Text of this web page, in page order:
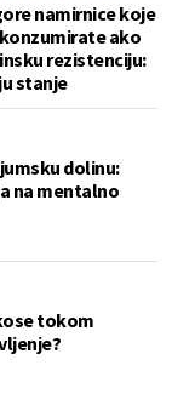
namirnice koje
ako
rezistenciju:
stanje
dolinu:
na mentalno
tokom